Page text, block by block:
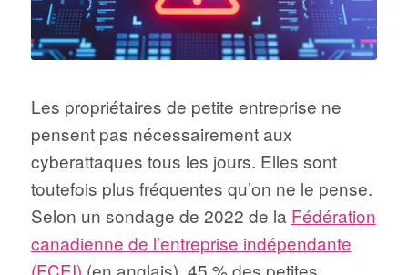
Les propriétaires de petite entreprise ne
pensent pas nécessairement aux
cyberattaques tous les jours. Elles sont
toutefois plus fréquentes qu’on ne le pense.
Selon un sondage de 2022 de la Fédération
canadienne de l’entreprise indépendante
(FCEI) (en anglais), 45 % des petites